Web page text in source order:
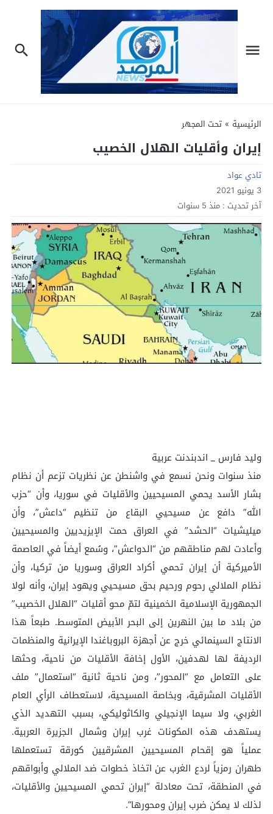
الرئيسية » تحت المجهر
إيران وأقليات الهلال الخصيب
تادي عواد
3 يونيو 2021
آخر تحديث : منذ 5 سنوات
وليد فارس _ اندبندنت عربية
منذ سنوات ونحن نسمع في واشنطن عن نظريات تزعم أن نظام
بشار الأسد يحمي المسيحيين والأقليات في سوريا، وأن “حزب
الله” دافع عن مسيحيي البقاع من تنظيم “داعش”، وأن
ميليشيات “الحشد” في العراق حمت الإيزيديين والمسيحيين
وأعادت لهم مناطقهم من “الدواعش”، وسُمع أيضاً في العاصمة
الأميركية أن إيران تحمي أكراد العراق وسوريا من تركيا، وأن
نظام الملالي رحوم ورحيم بحق مسيحيي ويهود إيران، وأنه لولا
الجمهورية الإسلامية الخمينية لتمّ محو أقليات “الهلال الخصيب”
من بلاد ما بين النهرين إلى البحر الأبيض المتوسط. طبعاً هذا
الانتاج السينمائي خرج عن أجهزة البروباغندا الإيرانية والمنظمات
الرديفة لها لهدفين، الأول إخافة الأقليات من ناحية، وحثها
على التعامل مع “المحور”، ومن ناحية ثانية “استعمال” ملف
الأقليات المشرقية، وبخاصة المسيحية، لاستعطاف الرأي العام
الغربي، ولا سيما الإنجيلي والكاثوليكي، بسبب التهديد الذي
يستهدف هذه المكونات غرب إيران وشمال الجزيرة العربية.
عملياً هو إقحام المسيحيين المشرقيين كورقة تستعملها
طهران رمزياً لردع الغرب عن اتخاذ خطوات ضد الملالي وأبواقهم
في المنطقة، تحت معادلة “إيران تحمي المسيحيين والأقليات،
لذلك لا يمكن ضرب إيران ومحورها”.